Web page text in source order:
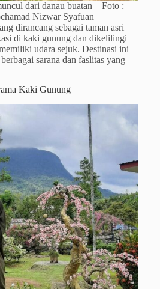
dari danau buatan – Foto :
Nizwar Syafuan
dirancang sebagai taman asri
di kaki gunung dan dikelilingi
udara sejuk. Destinasi ini
sarana dan faslitas yang
Kaki Gunung